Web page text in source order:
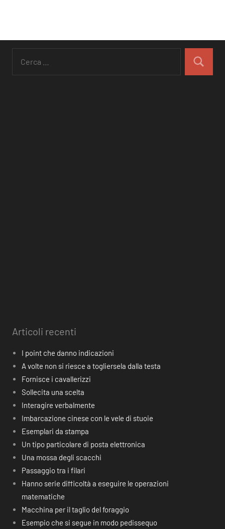
Articoli recenti
I point che danno indicazioni
A volte non si riesce a togliersela dalla testa
Fornisce i cavallerizzi
Sollecita una scelta
Interagire verbalmente
Imbarcazione cinese con le vele di stuoie
Esemplari da stampa
Un tipo particolare di posta elettronica
Una mossa degli scacchi
Passaggio tra i filari
Hanno serie difficoltà a eseguire le operazioni
matematiche
Macchina per il taglio del foraggio
Esempio che si segue in modo pedissequo